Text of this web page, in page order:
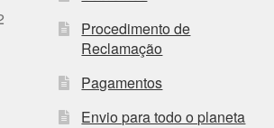
Procedimento de
Reclamação
Pagamentos
Envio para todo o planeta